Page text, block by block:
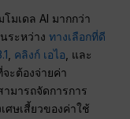
มเดล AI มากกว่า
ระหว่างทางเลือกที่ดี
คลิงก์ เอไอ , และ
ะต้องจ่ายค่า
ามารถจัดการการ
ศษเสี้ยวของค่าใช้